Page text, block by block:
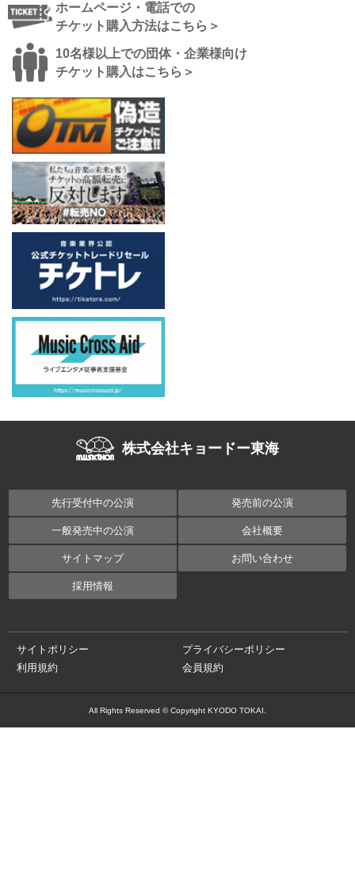
ホームページ・電話での
チケット購入方法はこちら＞
10名様以上での団体・企業様向け
チケット購入はこちら＞
株式会社キョードー東海
先行受付中の公演 発売前の公演
一般発売中の公演 会社概要
サイトマップ お問い合わせ
採用情報
サイトポリシー
プライバシーポリシー
利用規約
会員規約
All Rights Reserved © Copyright KYODO TOKAI.